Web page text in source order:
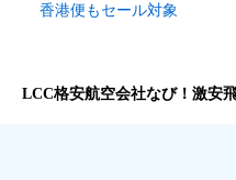
香港便もセール対象
LCC格安航空会社なび！激安